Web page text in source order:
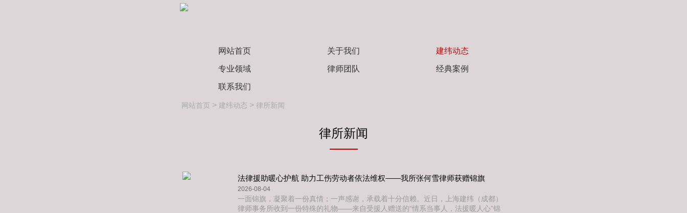
网站首页 关于我们 建纬动态
专业领域 律师团队 经典案例
联系我们
网站首页 > 建纬动态 > 律所新闻
律所新闻
法律援助暖心护航 助力工伤劳动者依法维权——我所张何雪律师获赠锦旗
2026-08-04
一面锦旗，凝聚着一份真情；一声感谢，承载着十分信赖。近日，上海建纬（成都）
律师事务所收到一份特殊的礼物——来自受援人赠送的“情系当事人，法援暖人心”锦